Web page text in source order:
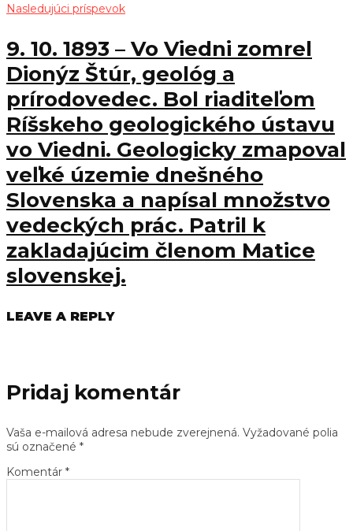
Nasledujúci príspevok
9. 10. 1893 – Vo Viedni zomrel
Dionýz Štúr, geológ a
prírodovedec. Bol riaditeľom
Ríšskeho geologického ústavu
vo Viedni. Geologicky zmapoval
veľké územie dnešného
Slovenska a napísal množstvo
vedeckých prác. Patril k
zakladajúcim členom Matice
slovenskej.
LEAVE A REPLY
Pridaj komentár
Vaša e-mailová adresa nebude zverejnená. Vyžadované polia
sú označené *
Komentár *